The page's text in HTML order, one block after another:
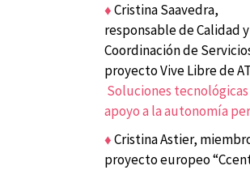
♦Cristina Saavedra,
responsable de Calidad y
Coordinación de
proyecto Vive Libre de
Soluciones
apoyo a la autonomía
♦Cristina Astier,
proyecto europeo